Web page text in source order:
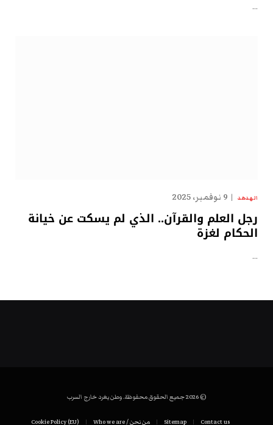
…
الهدهد 9 نوفمبر، 2025
رجل العلم والقرآن.. الذي لم يسكت عن خيانة
الحكام لغزة
…
© 2026 جميع الحقوق محفوظة. وطن يغرد خارج السرب
Contact us
Sitemap من نحن / Who we are Cookie Policy (EU)